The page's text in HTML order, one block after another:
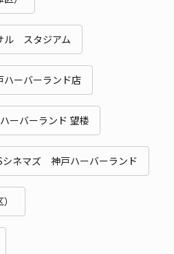
ル スタジアム
ーバーランド店
ハーバーランド 望楼
シネマズ 神戸ハーバーランド